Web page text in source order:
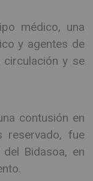
médico, una
y agentes de
circulación y se
contusión en
reservado, fue
Bidasoa, en